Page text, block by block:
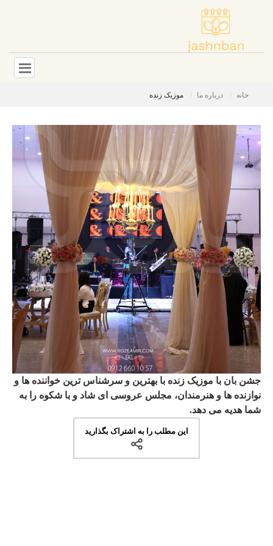
خانه درباره ما موزیک زنده
جشن بان با موزیک زنده با بهترین و سرشناس ترین خواننده ها و
نوازنده ها و هنرمندان، مجلس عروسی ای شاد و با شکوه را به
شما هدیه می دهد.
این مطلب را به اشتراک بگذارید